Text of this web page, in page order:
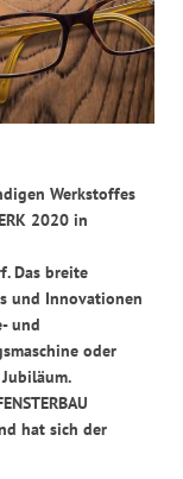
Werkstoffes
2020 in
Das breite
und Innovationen
und
oder
hat sich der